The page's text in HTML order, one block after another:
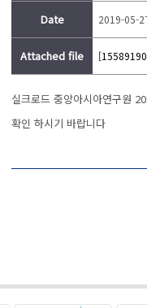
Date 2019-05-
Attached file
실크로드 중앙아시아연구원
확인 하시기 바랍니다